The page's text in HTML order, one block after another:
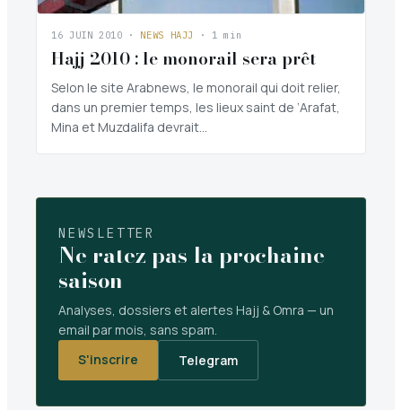
16 JUIN 2010 · NEWS HAJJ · 1 min
Hajj 2010 : le monorail sera prêt
Selon le site Arabnews, le monorail qui doit relier,
dans un premier temps, les lieux saint de ‘Arafat,
Mina et Muzdalifa devrait…
NEWSLETTER
Ne ratez pas la prochaine
saison
Analyses, dossiers et alertes Hajj & Omra — un
email par mois, sans spam.
S'inscrire
Telegram